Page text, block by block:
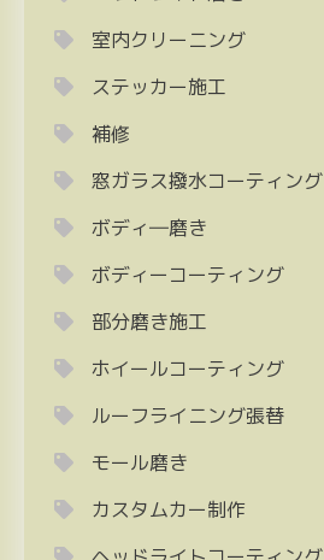
室内クリーニング
ステッカー施工
補修
窓ガラス撥水コーティング
ボディ―磨き
ボディーコーティング
部分磨き施工
ホイールコーティング
ルーフライニング張替
モール磨き
カスタムカー制作